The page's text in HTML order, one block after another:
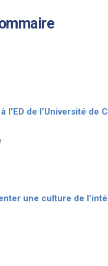
l’ED de l’Université de
une culture de